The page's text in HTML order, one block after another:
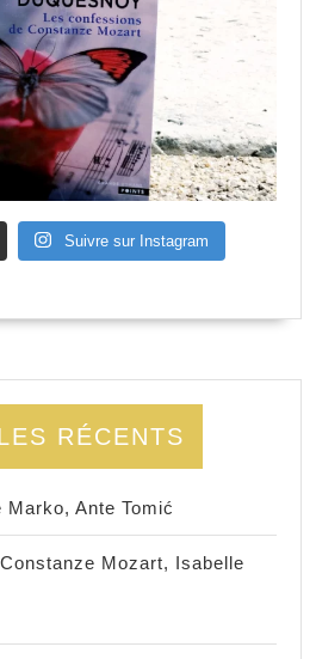
Suivre sur Instagram
RÉCENTS
Ante Tomić
Mozart, Isabelle